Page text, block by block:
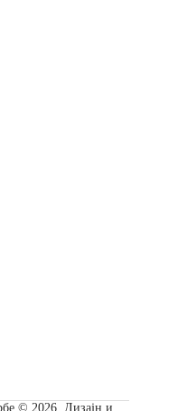
© 2026. Дизајн и